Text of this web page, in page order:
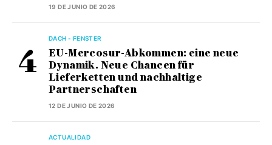
19 DE JUNIO DE 2026
DACH - FENSTER
EU-Mercosur-Abkommen: eine neue
Dynamik. Neue Chancen für
Lieferketten und nachhaltige
Partnerschaften
12 DE JUNIO DE 2026
ACTUALIDAD